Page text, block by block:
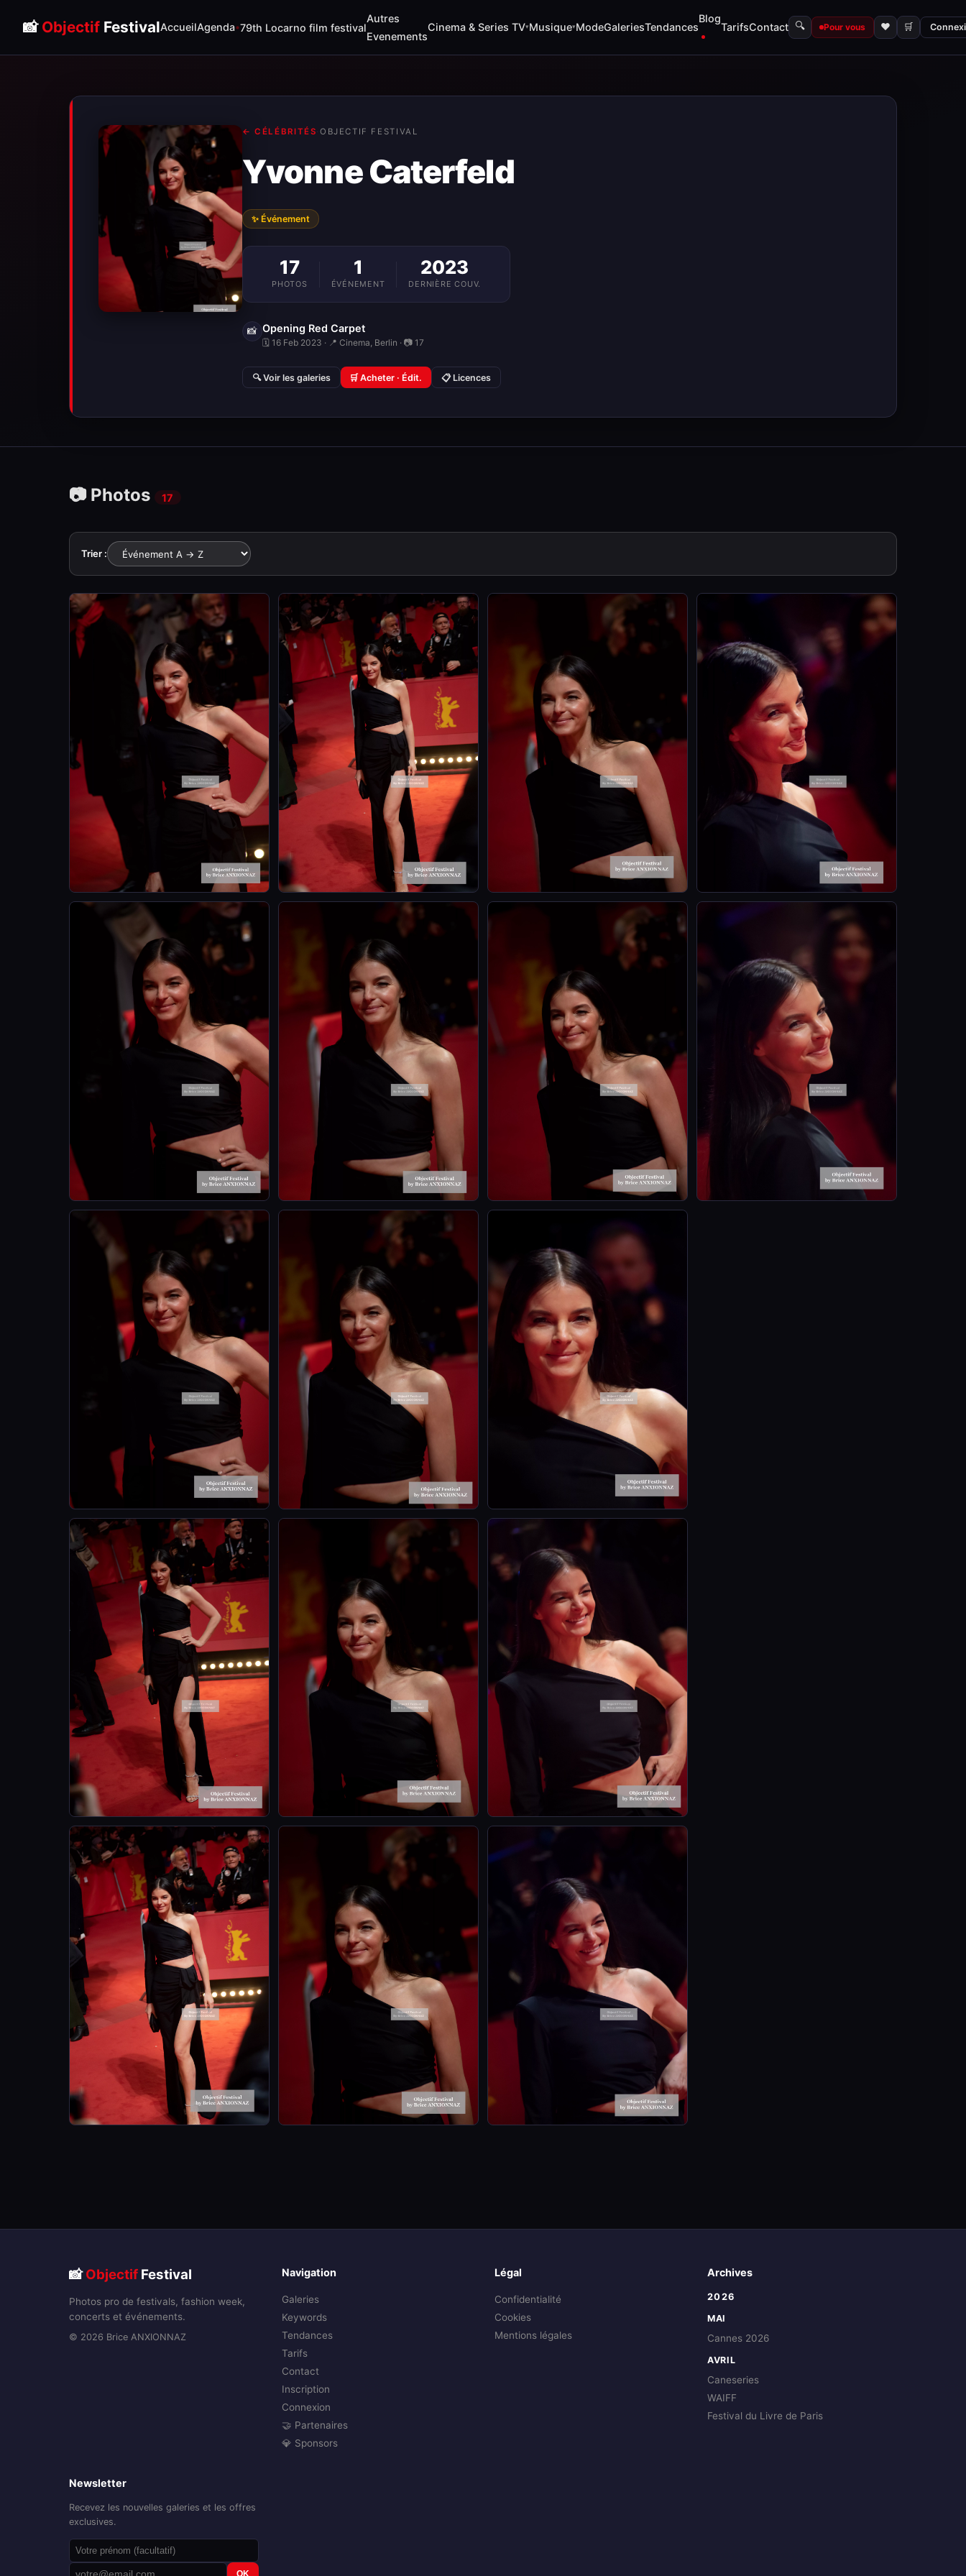
📸 Objectif FestivalAccueilAgenda 79th Locarno film festival
Autres
Evenements
Cinema & Series TV▾Musique▾ModeGaleriesTendances
Blog
TarifsContact 🔍 Pour vous ♥ 🛒
← CÉLÉBRITÉS· OBJECTIF FESTIVAL
Yvonne Caterfeld
✨ Événement
17
PHOTOS
1
ÉVÉNEMENT
2023
DERNIÈRE COUV.
📸 Opening Red Carpet
🗓 16 Feb 2023 · 📍 Cinema, Berlin · 📷 17
🔍 Voir les galeries 🛒 Acheter · Édit. 📋 Licences
📷 Photos 17
Trier :
📸Objectif Festival
Photos pro de festivals, fashion week,
concerts et événements.
© 2026 Brice ANXIONNAZ
Navigation
Galeries
Keywords
Tendances
Tarifs
Contact
Inscription
Connexion
🤝 Partenaires
💎 Sponsors
Légal
Confidentialité
Cookies
Mentions légales
Archives
2026
MAI
Cannes 2026
AVRIL
Caneseries
WAIFF
Festival du Livre de Paris
Newsletter
Recevez les nouvelles galeries et les offres
exclusives.
OK